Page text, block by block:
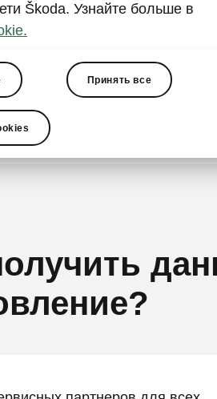
помощи
Škoda. Узнайте больше в
Принять все